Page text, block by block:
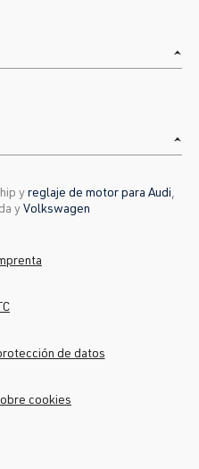
yreglaje de motor para Audi,
yVolkswagen
de datos
cookies